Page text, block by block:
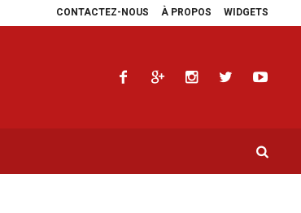
CONTACTEZ-NOUS À PROPOS WIDGETS
en faveur de la RDC. Parlement panafricain : à